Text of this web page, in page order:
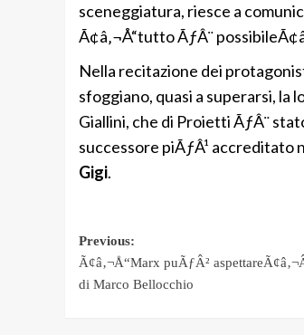
sceneggiatura, riesce a
Ã¢â‚¬Å“tutto ÃƒÂ¨
Nella recitazione dei
sfoggiano, quasi a superarsi, la
Giallini, che di Proietti ÃƒÂ¨
successore piÃƒÂ¹
Gigi.
Post
navigation
Previous:
Ã¢â‚¬Å“Marx puÃƒÂ²
di Marco Bellocchio